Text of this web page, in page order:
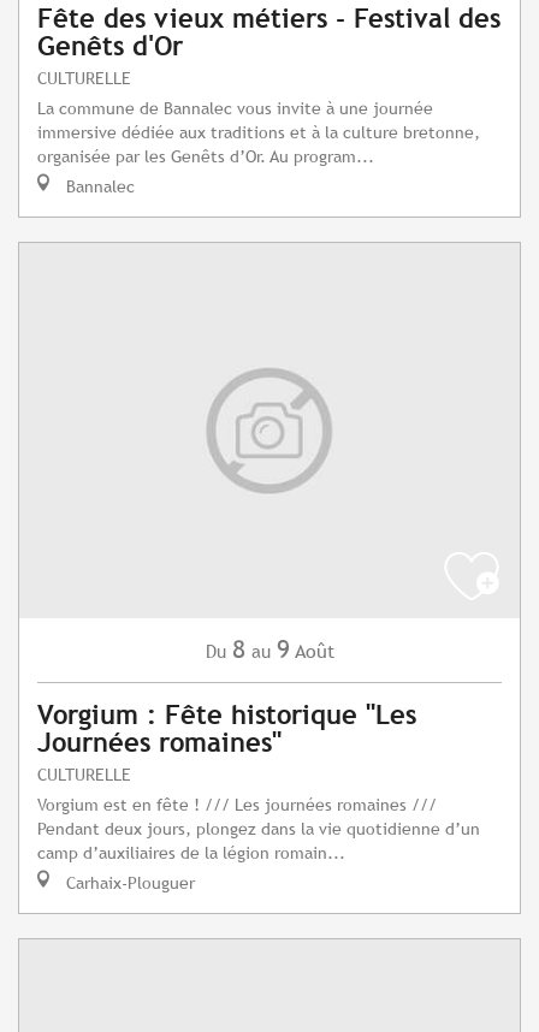
Fête des vieux métiers - Festival des
Genêts d'Or
CULTURELLE
La commune de Bannalec vous invite à une journée
immersive dédiée aux traditions et à la culture bretonne,
organisée par les Genêts d’Or. Au program...
Bannalec
Du 8 au 9 Août
Vorgium : Fête historique "Les
Journées romaines"
CULTURELLE
Vorgium est en fête ! /// Les journées romaines ///
Pendant deux jours, plongez dans la vie quotidienne d’un
camp d’auxiliaires de la légion romain...
Carhaix-Plouguer